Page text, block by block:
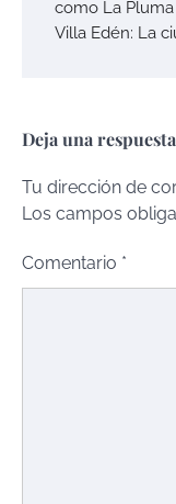
como La
Villa Edén: La
Deja una respuesta
Tu dirección de
Los campos
Comentario *